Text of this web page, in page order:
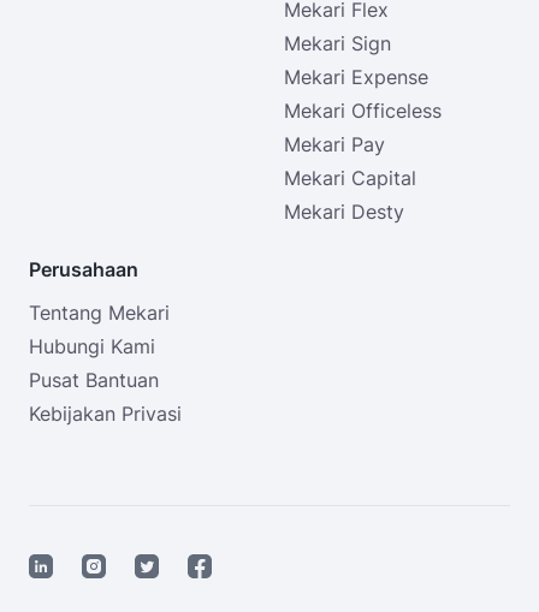
Mekari Flex
Mekari Sign
Mekari Expense
Mekari Officeless
Mekari Pay
Mekari Capital
Mekari Desty
Perusahaan
Tentang Mekari
Hubungi Kami
Pusat Bantuan
Kebijakan Privasi